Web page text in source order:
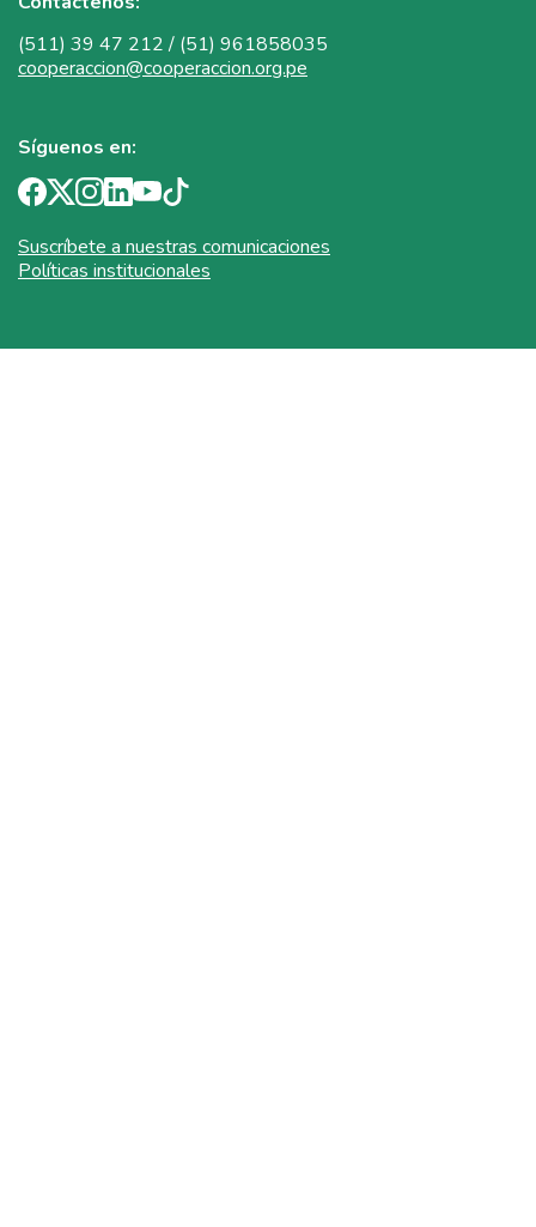
(511) 39 47 212 / (51) 961858035
cooperaccion@cooperaccion.org.pe
Síguenos en:
Suscríbete a nuestras comunicaciones
Políticas institucionales